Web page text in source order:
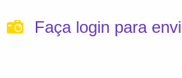
Faça login para